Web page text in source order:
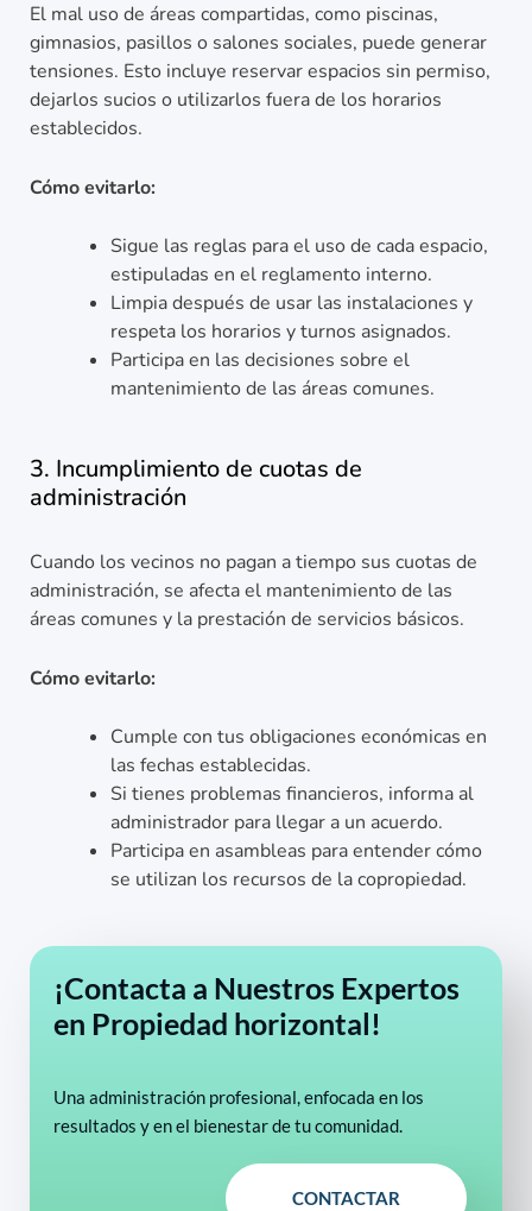
El mal uso de áreas compartidas, como piscinas,
gimnasios, pasillos o salones sociales, puede generar
tensiones. Esto incluye reservar espacios sin permiso,
dejarlos sucios o utilizarlos fuera de los horarios
establecidos.
Cómo evitarlo:
Sigue las reglas para el uso de cada espacio,
estipuladas en el reglamento interno.
Limpia después de usar las instalaciones y
respeta los horarios y turnos asignados.
Participa en las decisiones sobre el
mantenimiento de las áreas comunes.
3. Incumplimiento de cuotas de
administración
Cuando los vecinos no pagan a tiempo sus cuotas de
administración, se afecta el mantenimiento de las
áreas comunes y la prestación de servicios básicos.
Cómo evitarlo:
Cumple con tus obligaciones económicas en
las fechas establecidas.
Si tienes problemas financieros, informa al
administrador para llegar a un acuerdo.
Participa en asambleas para entender cómo
se utilizan los recursos de la copropiedad.
¡Contacta a Nuestros Expertos
en Propiedad horizontal!
Una administración profesional, enfocada en los
resultados y en el bienestar de tu comunidad.
CONTACTAR